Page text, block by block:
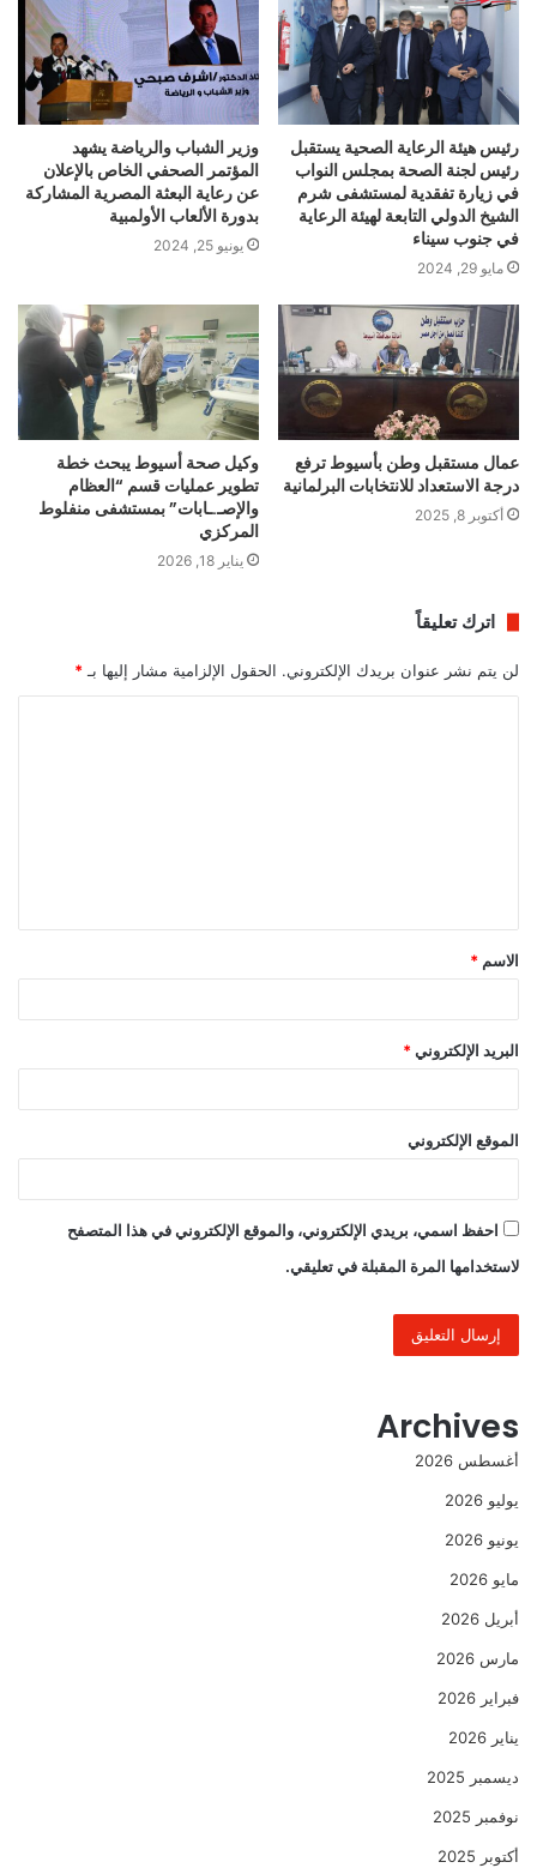
رئيس هيئة الرعاية الصحية يستقبل
رئيس لجنة الصحة بمجلس النواب
في زيارة تفقدية لمستشفى شرم
الشيخ الدولي التابعة لهيئة الرعاية
في جنوب سيناء
مايو 29, 2024
وزير الشباب والرياضة يشهد
المؤتمر الصحفي الخاص بالإعلان
عن رعاية البعثة المصرية المشاركة
بدورة الألعاب الأولمبية
يونيو 25, 2024
عمال مستقبل وطن بأسيوط ترفع
درجة الاستعداد للانتخابات البرلمانية
أكتوبر 8, 2025
وكيل صحة أسيوط يبحث خطة
تطوير عمليات قسم “العظام
والإصـ.ـابات” بمستشفى منفلوط
المركزي
يناير 18, 2026
اترك تعليقاً
لن يتم نشر عنوان بريدك الإلكتروني. الحقول الإلزامية مشار إليها بـ *
ق
*
الاسم *
البريد الإلكتروني *
الموقع الإلكتروني
احفظ اسمي، بريدي الإلكتروني، والموقع الإلكتروني في هذا المتصفح
لاستخدامها المرة المقبلة في تعليقي.
Archives
أغسطس 2026
يوليو 2026
يونيو 2026
مايو 2026
أبريل 2026
مارس 2026
فبراير 2026
يناير 2026
ديسمبر 2025
نوفمبر 2025
أكتوبر 2025